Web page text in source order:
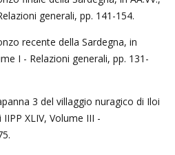
generali, pp. 141-154.
recente della Sardegna, in
I - Relazioni generali, pp. 131-
3 del villaggio nuragico di Iloi
IIPP XLIV, Volume III -